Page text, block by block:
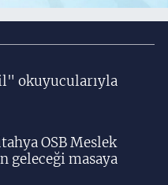
okuyucularıyla
OSB Meslek
geleceği masaya